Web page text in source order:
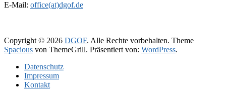
E-Mail: office(at)dgof.de
Copyright © 2026 DGOF. Alle Rechte vorbehalten. Theme
Spacious von ThemeGrill. Präsentiert von: WordPress.
Daten­schutz­
Impressum
Kontakt